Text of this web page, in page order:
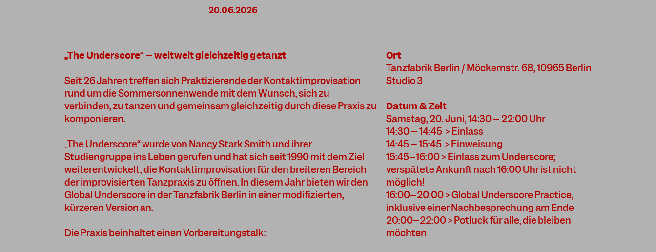
„The Underscore“ – weltweit gleichzeitig getanzt
Seit 26 Jahren treffen sich Praktizierende der Kontaktimprovisation
rund um die Sommersonnenwende mit dem Wunsch, sich zu
verbinden, zu tanzen und gemeinsam gleichzeitig durch diese Praxis zu
komponieren.
„The Underscore“ wurde von Nancy Stark Smith und ihrer
Studiengruppe ins Leben gerufen und hat sich seit 1990 mit dem Ziel
weiterentwickelt, die Kontaktimprovisation für den breiteren Bereich
der improvisierten Tanzpraxis zu öffnen. In diesem Jahr bieten wir den
Global Underscore in der Tanzfabrik Berlin in einer modifizierten,
kürzeren Version an.
Die Praxis beinhaltet einen Vorbereitungstalk:
Ort
Tanzfabrik Berlin / Möckernstr. 68, 10965 Berlin
Studio 3
Datum & Zeit
Samstag, 20. Juni, 14:30 – 22:00 Uhr
14:30 – 14:45 > Einlass
14:45 – 15:45 > Einweisung
15:45–16:00 > Einlass zum Underscore;
verspätete Ankunft nach 16:00 Uhr ist nicht
möglich!
16:00–20:00 > Global Underscore Practice,
inklusive einer Nachbesprechung am Ende
20:00–22:00 > Potluck für alle, die bleiben
möchten